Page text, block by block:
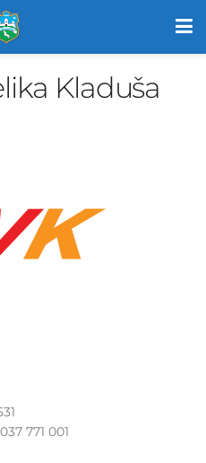
Kladuša
771 001